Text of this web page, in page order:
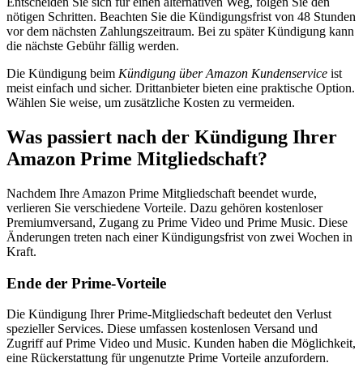
nötigen Schritten. Beachten Sie die Kündigungsfrist von 48 Stunden
vor dem nächsten Zahlungszeitraum. Bei zu später Kündigung kann
die nächste Gebühr fällig werden.
Die Kündigung beim Kündigung über Amazon Kundenservice ist
meist einfach und sicher. Drittanbieter bieten eine praktische Option.
Wählen Sie weise, um zusätzliche Kosten zu vermeiden.
Was passiert nach der Kündigung Ihrer
Amazon Prime Mitgliedschaft?
Nachdem Ihre Amazon Prime Mitgliedschaft beendet wurde,
verlieren Sie verschiedene Vorteile. Dazu gehören kostenloser
Premiumversand, Zugang zu Prime Video und Prime Music. Diese
Änderungen treten nach einer Kündigungsfrist von zwei Wochen in
Kraft.
Ende der Prime-Vorteile
Die Kündigung Ihrer Prime-Mitgliedschaft bedeutet den Verlust
spezieller Services. Diese umfassen kostenlosen Versand und
Zugriff auf Prime Video und Music. Kunden haben die Möglichkeit,
eine Rückerstattung für ungenutzte Prime Vorteile anzufordern.